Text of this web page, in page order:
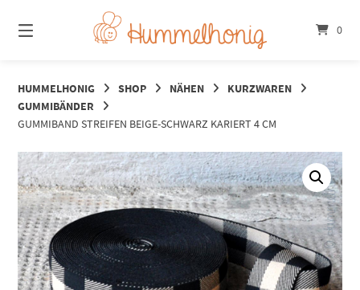
zum
Inhalt
0
HUMMELHONIG SHOP NÄHEN
KURZWAREN
GUMMIBÄNDER
GUMMIBAND STREIFEN BEIGE-SCHWARZ KARIERT 4 CM